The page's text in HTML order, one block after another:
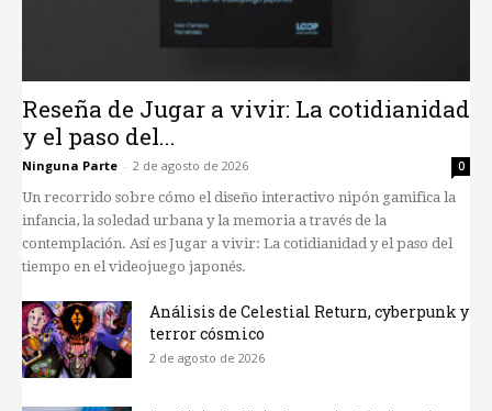
Reseña de Jugar a vivir: La cotidianidad
y el paso del...
Ninguna Parte - 2 de agosto de 2026 0
Un recorrido sobre cómo el diseño interactivo nipón gamifica la
infancia, la soledad urbana y la memoria a través de la
contemplación. Así es Jugar a vivir: La cotidianidad y el paso del
tiempo en el videojuego japonés.
Análisis de Celestial Return, cyberpunk y
terror cósmico
2 de agosto de 2026